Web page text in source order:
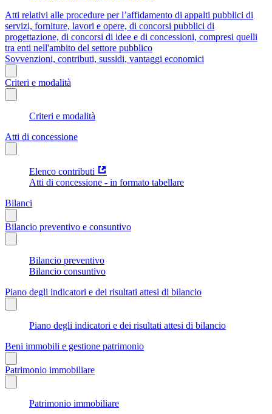
Atti relativi alle procedure per l’affidamento di appalti pubblici di
servizi, forniture, lavori e opere, di concorsi pubblici di
progettazione, di concorsi di idee e di concessioni, compresi quelli
tra enti nell'ambito del settore pubblico
Sovvenzioni, contributi, sussidi, vantaggi economici
Criteri e modalità
Criteri e modalità
Atti di concessione
Elenco contributi
Atti di concessione - in formato tabellare
Bilanci
Bilancio preventivo e consuntivo
Bilancio preventivo
Bilancio consuntivo
Piano degli indicatori e dei risultati attesi di bilancio
Piano degli indicatori e dei risultati attesi di bilancio
Beni immobili e gestione patrimonio
Patrimonio immobiliare
Patrimonio immobiliare